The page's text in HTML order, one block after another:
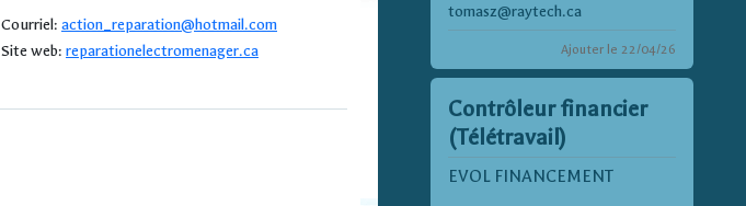
Courriel: action_reparation@hotmail.com
Site web: reparationelectromenager.ca
tomasz@raytech.ca
Ajouter le 22/04/26
Contrôleur financier
(Télétravail)
EVOL FINANCEMENT